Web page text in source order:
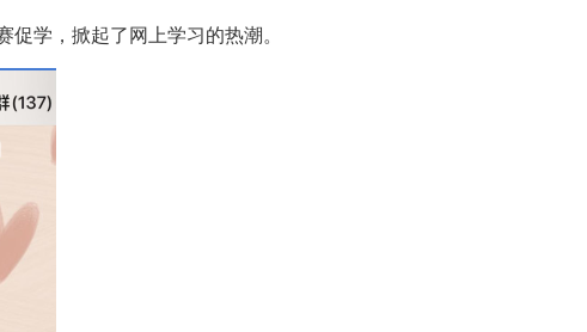
学，掀起了网上学习的热潮。